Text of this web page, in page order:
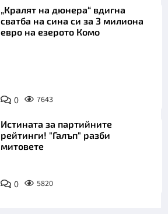
„Кралят на дюнера“ вдигна
сватба на сина си за 3 милиона
евро на езерото Комо
0 7643
Истината за партийните
рейтинги! "Галъп" разби
митовете
0 5820